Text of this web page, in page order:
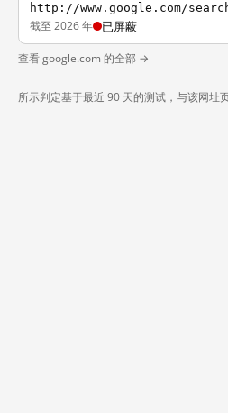
http://www.google.com/
截至 2026 年 已屏蔽
查看 google.com 的全部 →
所示判定基于最近 90 天的测试，与该网址